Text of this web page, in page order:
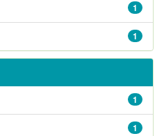
1
1
1
1